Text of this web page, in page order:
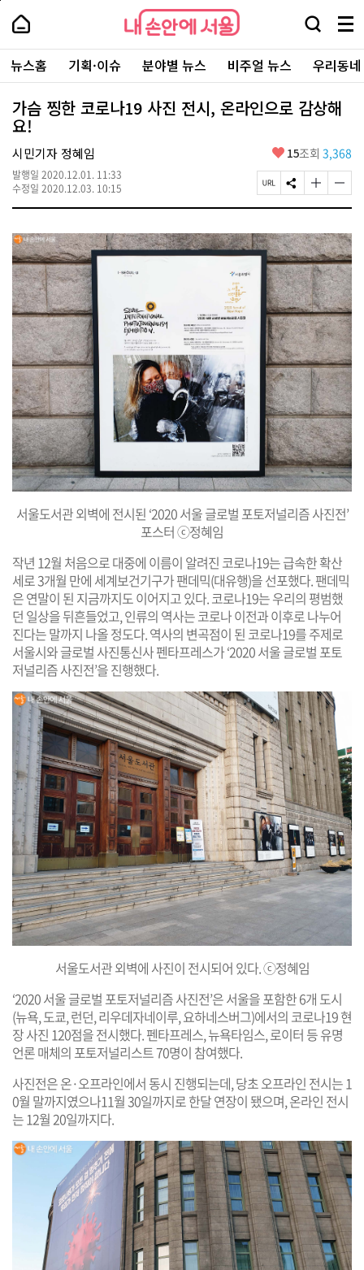
본
로
가
내
손
안
에
서
울
-
서
울
시
대
표
소
통
포
내
손
에
울
검
창
열
기
메
뉴
전
체
보
주
요
서
뉴스홈 기획·이슈 분야별 뉴스 비주얼 뉴스 우리동
가슴 찡한 코로나19 사진 전시, 온라인으로 감상해
요!
시민기자 정혜임
발행일 2020.12.01. 11:33
수정일 2020.12.03. 10:15
좋
요
15조회 3,368
페
이
U
R
L
복
사
S
N
공
유
하
기
글
자
기
크
게
변
경
하
기
글
자
기
작
게
변
경
하
기
서울도서관 외벽에 전시된 ‘2020 서울 글로벌 포토저널리즘 사진전’
포스터 ⓒ정혜임
작년 12월 처음으로 대중에 이름이 알려진 코로나19는 급속한 확산
세로 3개월 만에 세계보건기구가 팬데믹(대유행)을 선포했다. 팬데믹
은 연말이 된 지금까지도 이어지고 있다. 코로나19는 우리의 평범했
던 일상을 뒤흔들었고, 인류의 역사는 코로나 이전과 이후로 나누어
진다는 말까지 나올 정도다. 역사의 변곡점이 된 코로나19를 주제로
서울시와 글로벌 사진통신사 펜타프레스가 ‘2020 서울 글로벌 포토
저널리즘 사진전’을 진행했다.
서울도서관 외벽에 사진이 전시되어 있다. ⓒ정혜임
‘2020 서울 글로벌 포토저널리즘 사진전’은 서울을 포함한 6개 도시
(뉴욕, 도쿄, 런던, 리우데자네이루, 요하네스버그)에서의 코로나19 현
장 사진 120점을 전시했다. 펜타프레스, 뉴욕타임스, 로이터 등 유명
언론 매체의 포토저널리스트 70명이 참여했다.
사진전은 온·오프라인에서 동시 진행되는데, 당초 오프라인 전시는 1
0월 말까지였으나11월 30일까지로 한달 연장이 됐으며, 온라인 전시
는 12월 20일까지다.
페
상
단
로